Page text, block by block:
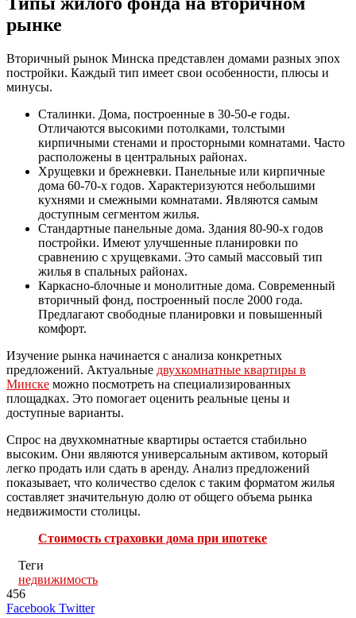
рынке
Вторичный рынок Минска представлен домами разных эпох
постройки. Каждый тип имеет свои особенности, плюсы и
минусы.
Сталинки. Дома, построенные в 30-50-е годы.
Отличаются высокими потолками, толстыми
кирпичными стенами и просторными комнатами. Часто
расположены в центральных районах.
Хрущевки и брежневки. Панельные или кирпичные
дома 60-70-х годов. Характеризуются небольшими
кухнями и смежными комнатами. Являются самым
доступным сегментом жилья.
Стандартные панельные дома. Здания 80-90-х годов
постройки. Имеют улучшенные планировки по
сравнению с хрущевками. Это самый массовый тип
жилья в спальных районах.
Каркасно-блочные и монолитные дома. Современный
вторичный фонд, построенный после 2000 года.
Предлагают свободные планировки и повышенный
комфорт.
Изучение рынка начинается с анализа конкретных
предложений. Актуальные двухкомнатные квартиры в
Минске можно посмотреть на специализированных
площадках. Это помогает оценить реальные цены и
доступные варианты.
Спрос на двухкомнатные квартиры остается стабильно
высоким. Они являются универсальным активом, который
легко продать или сдать в аренду. Анализ предложений
показывает, что количество сделок с таким форматом жилья
составляет значительную долю от общего объема рынка
недвижимости столицы.
Стоимость страховки дома при ипотеке
Теги
недвижимость
456
Facebook TwitterLinkedIn
Tumblr
Reddit
Вконтакте
Одноклассники
Skype
Messenger
Messenger
WhatsApp
Telegram
Viber
Line
Поделиться
Печатать